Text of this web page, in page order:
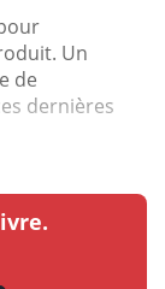
Un
de
dernières